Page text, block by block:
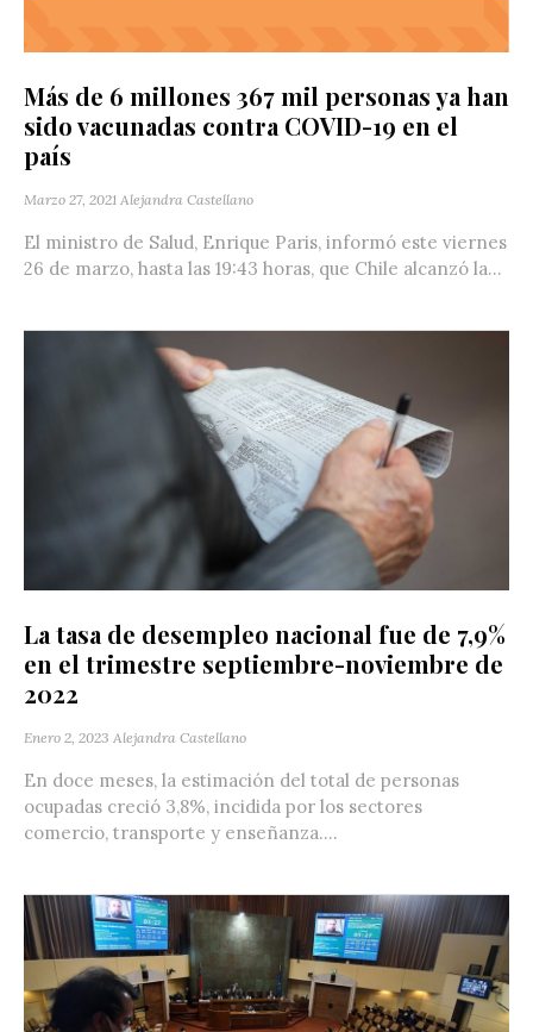
Más de 6 millones 367 mil personas ya han
sido vacunadas contra COVID-19 en el
país
Marzo 27, 2021 Alejandra Castellano
El ministro de Salud, Enrique Paris, informó este viernes
26 de marzo, hasta las 19:43 horas, que Chile alcanzó la...
La tasa de desempleo nacional fue de 7,9%
en el trimestre septiembre-noviembre de
2022
Enero 2, 2023 Alejandra Castellano
En doce meses, la estimación del total de personas
ocupadas creció 3,8%, incidida por los sectores
comercio, transporte y enseñanza....